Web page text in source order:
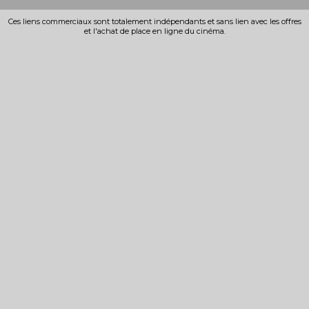
Ces liens commerciaux sont totalement indépendants et sans lien avec les offres
et l'achat de place en ligne du cinéma.